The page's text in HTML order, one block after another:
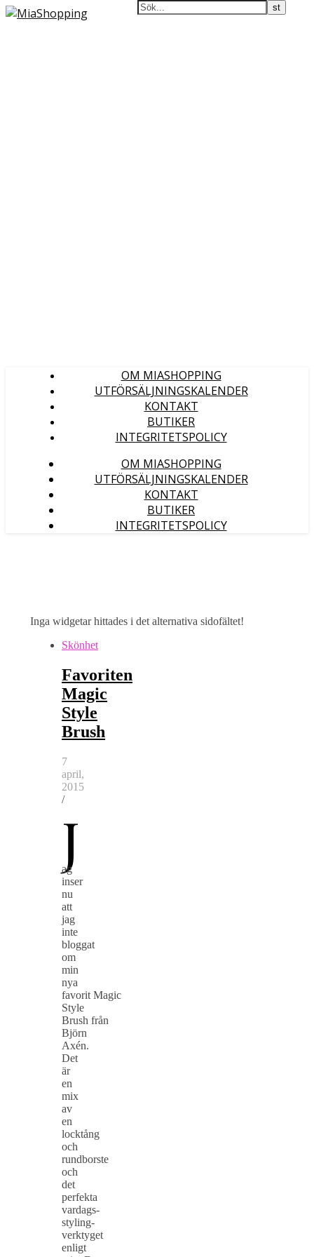
OM MIASHOPPING
UTFÖRSÄLJNINGSKALENDER
KONTAKT
BUTIKER
INTEGRITETSPOLICY
OM MIASHOPPING
UTFÖRSÄLJNINGSKALENDER
KONTAKT
BUTIKER
INTEGRITETSPOLICY
Inga widgetar hittades i det alternativa sidofältet!
Skönhet
Favoriten
Magic
Style
Brush
7
april,
2015
/
J
ag
inser
nu
att
jag
inte
bloggat
om
min
nya
favorit Magic
Style
Brush från
Björn
Axén.
Det
är
en
mix
av
en
locktång
och
rundborste
och
det
perfekta
vardags-
styling-
verktyget
enligt